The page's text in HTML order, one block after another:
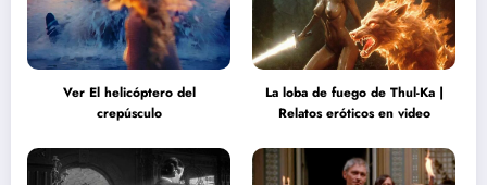
Ver El helicóptero del
crepúsculo
La loba de fuego de Thul-Ka |
Relatos eróticos en video